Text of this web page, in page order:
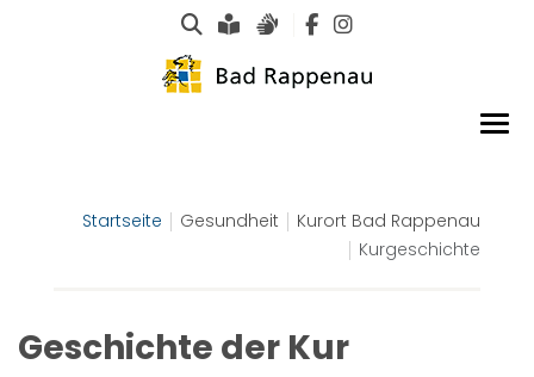
Suche
Leichte Sprache
Gebärdensprachen
Startseite Gesundheit
Kurort Bad Rappenau
Kurgeschichte
Geschichte der Kur